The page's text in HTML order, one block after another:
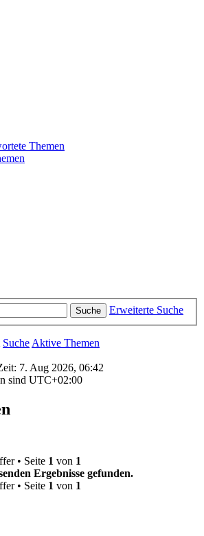
Themen
Suche Erweiterte Suche
Suche Aktive Themen
7. Aug 2026, 06:42
sind UTC+02:00
• Seite 1 von 1
Ergebnisse gefunden.
• Seite 1 von 1